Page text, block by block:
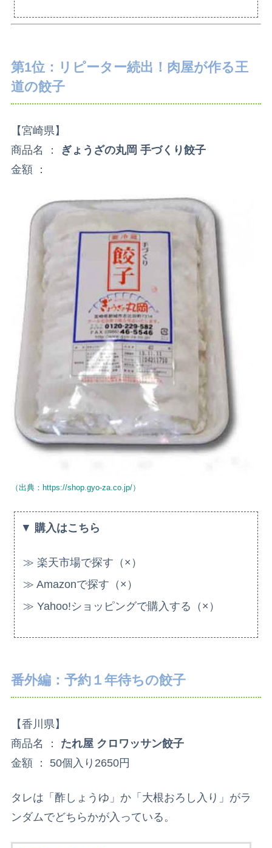
第1位：リピーター続出！肉屋が作る王
道の餃子
【宮崎県】
商品名 ：
ぎょうざの丸岡 手づくり餃子
金額 ：
（出典：https://shop.gyo-za.co.jp/）
▼ 購入はこちら
≫ 楽天市場で探す（×）
≫ Amazonで探す（×）
≫ Yahoo!ショッピングで購入する（×）
番外編：予約１年待ちの餃子
【香川県】
商品名 ： たれ屋 クロワッサン餃子
金額 ： 50個入り2650円
タレは「酢しょうゆ」か「大根おろし入り」がラ
ンダムでどちらかが入っている。